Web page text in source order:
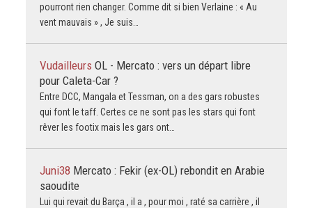
pourront rien changer. Comme dit si bien Verlaine : « Au
vent mauvais » , Je suis…
Vudailleurs OL - Mercato : vers un départ libre
pour Caleta-Car ?
Entre DCC, Mangala et Tessman, on a des gars robustes
qui font le taff. Certes ce ne sont pas les stars qui font
rêver les footix mais les gars ont…
Juni38 Mercato : Fekir (ex-OL) rebondit en Arabie
saoudite
Lui qui revait du Barça , il a , pour moi , raté sa carrière , il